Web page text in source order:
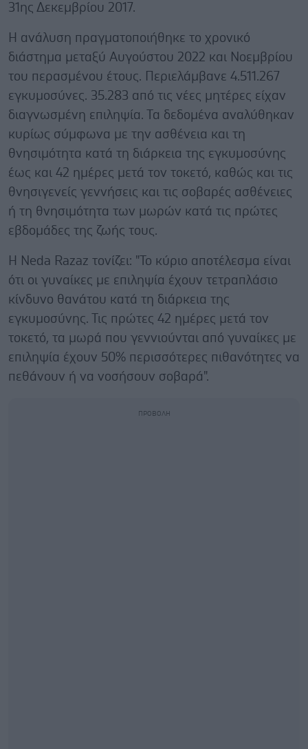
31ης Δεκεμβρίου 2017.
Η ανάλυση πραγματοποιήθηκε το χρονικό
διάστημα μεταξύ Αυγούστου 2022 και Νοεμβρίου
του περασμένου έτους. Περιελάμβανε 4.511.267
εγκυμοσύνες. 35.283 από τις νέες μητέρες είχαν
διαγνωσμένη επιληψία. Τα δεδομένα αναλύθηκαν
κυρίως σύμφωνα με την ασθένεια και τη
θνησιμότητα κατά τη διάρκεια της εγκυμοσύνης
έως και 42 ημέρες μετά τον τοκετό, καθώς και τις
θνησιγενείς γεννήσεις και τις σοβαρές ασθένειες
ή τη θνησιμότητα των μωρών κατά τις πρώτες
εβδομάδες της ζωής τους.
Η Neda Razaz τονίζει: "Το κύριο αποτέλεσμα είναι
ότι οι γυναίκες με επιληψία έχουν τετραπλάσιο
κίνδυνο θανάτου κατά τη διάρκεια της
εγκυμοσύνης. Τις πρώτες 42 ημέρες μετά τον
τοκετό, τα μωρά που γεννιούνται από γυναίκες με
επιληψία έχουν 50% περισσότερες πιθανότητες να
πεθάνουν ή να νοσήσουν σοβαρά".